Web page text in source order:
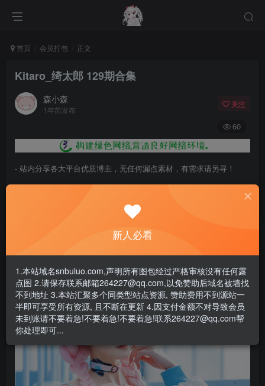
首页 会员打包 正文
Kitaro_绮太郎 129期合集
森小森
1年前发布
关注
60
- 站内分享各大平台优质博主，无任何漏点素材，有需求请另寻！
- 百度网盘提示提取码错误，请更换浏览器重试，这是百度网盘版本问
- 遇见解压密码不对、无法解压，请查看
- 资源失效/充值未到账/账号解禁...等问题请《提交工单》
新人必看
1.本站域名snbuluo.com,声明所有图包经过严格审核没有任何露
点图 2.请保存联系邮箱264227@qq.com,以免赞助后域名被墙找
不到地址 3.本站汇聚多个同类型站点资源, 赞助费用不到源站一
半即可享受所有资源, 且不断在更新 4.因支付金额不对导致会员
未到账请不要着急!不要着急!不要着急!联系264227@qq.com帮
你处理即可...